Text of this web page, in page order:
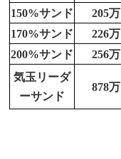
150%サンド
205万
170%サンド
226万
200%サンド
256万
気玉リーダ
ーサンド
878万